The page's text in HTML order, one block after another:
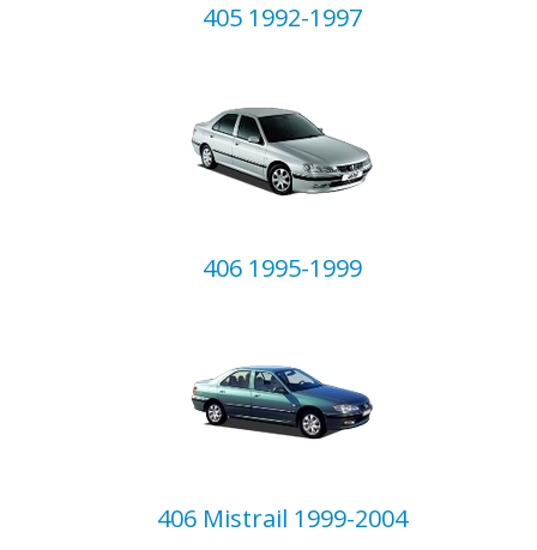
405 1992-1997
406 1995-1999
406 Mistrail 1999-2004